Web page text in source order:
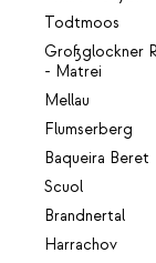
Todtmoos
Großglockner
- Matrei
Mellau
Flumserberg
Baqueira Beret
Scuol
Brandnertal
Harrachov